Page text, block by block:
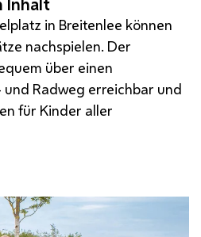
in Breitenlee können
nachspielen. Der
über einen
und Radweg erreichbar und
für Kinder aller